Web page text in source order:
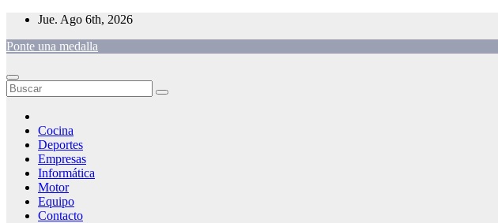
Saltar
contenido
Jue. Ago 6th, 2026
Ponte una medalla
Cocina
Deportes
Empresas
Informática
Motor
Equipo
Contacto